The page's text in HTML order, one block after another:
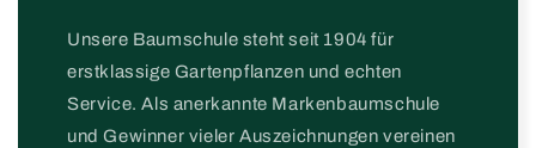
Unsere Baumschule steht seit 1904 für
erstklassige Gartenpflanzen und echten
Service. Als anerkannte Markenbaumschule
und Gewinner vieler Auszeichnungen vereinen